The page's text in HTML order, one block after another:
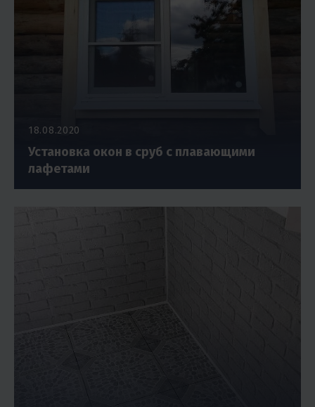
18.08.2020
Установка окон в сруб с плавающими
лафетами